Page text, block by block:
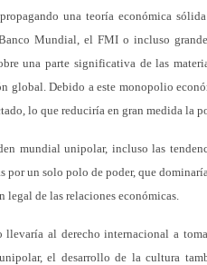
una teoría económica
Mundial, el FMI o incluso
una parte significativa de las
global. Debido a este monopolio
lo que reduciría en gran medida la
mundial unipolar, incluso las
por un solo polo de poder, que
legal de las relaciones económicas.
llevaría al derecho internacional a
el desarrollo de la cultura